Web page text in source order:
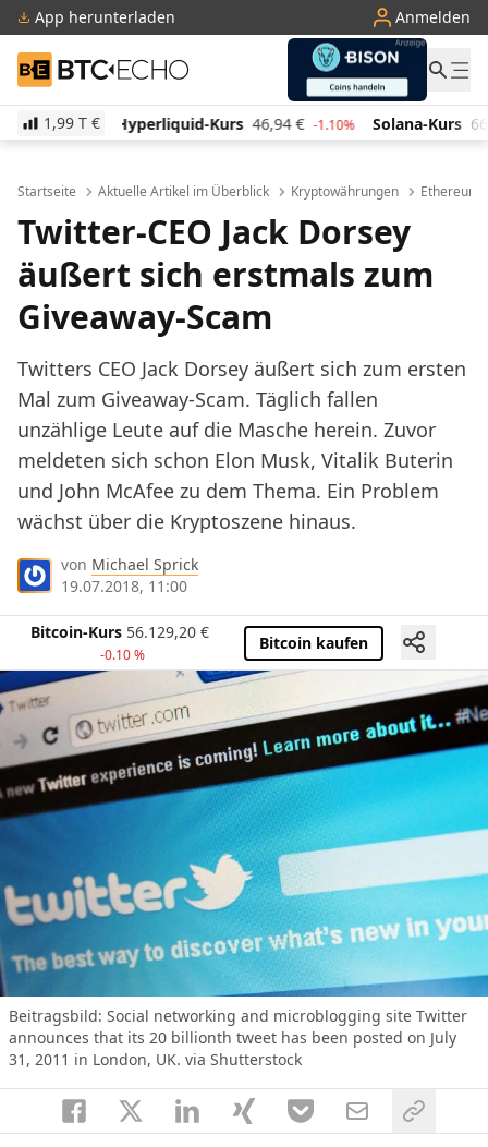
App herunterladen Anmelden
BTC-ECHO
1,99 T €
Kurs 46,94 € -1.10% Solana-Kurs 66,06 € 1.90% TRON-
Startseite Aktuelle Artikel im Überblick Kryptowährungen Ethereum
Twitter-CEO Jack Dorsey
äußert sich erstmals zum
Giveaway-Scam
Twitters CEO Jack Dorsey äußert sich zum ersten
Mal zum Giveaway-Scam. Täglich fallen
unzählige Leute auf die Masche herein. Zuvor
meldeten sich schon Elon Musk, Vitalik Buterin
und John McAfee zu dem Thema. Ein Problem
wächst über die Kryptoszene hinaus.
von Michael Sprick
19.07.2018, 11:00
Bitcoin-Kurs 56.129,20 €
-0.10 %
Bitcoin kaufen
Beitragsbild: Social networking and microblogging site Twitter
announces that its 20 billionth tweet has been posted on July
31, 2011 in London, UK. via Shutterstock